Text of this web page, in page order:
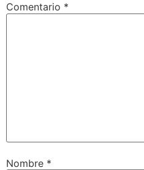
Comentario *
Nombre *